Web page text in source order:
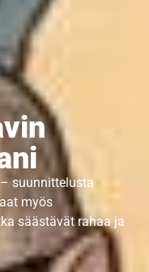
suunnittelusta
myös
säästävät rahaa ja